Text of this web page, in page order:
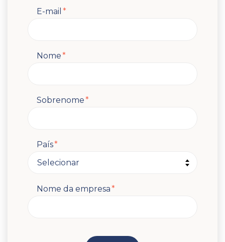
E-mail *
Nome*
Sobrenome*
País*
Nome da empresa*